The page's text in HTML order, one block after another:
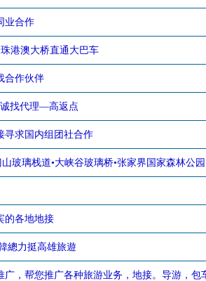
业合作
港澳大桥直通大巴车
合作伙伴
找代理—高返点
寻求国内组团社合作
山玻璃栈道•大峡谷玻璃桥•张家界国家森林公园
的各地地接
總力挺高雄旅遊
广，帮您推广各种旅游业务，地接。导游，包